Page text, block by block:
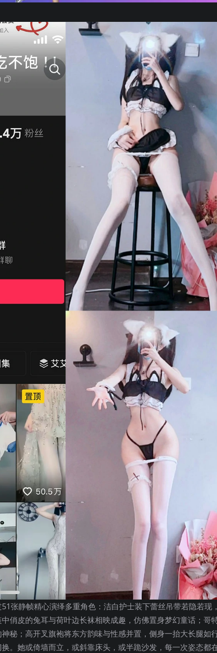
张静帧精心演绎多重角色：洁白护士装下蕾丝吊带若隐若现
俏皮的兔耳与荷叶边长袜相映成趣，仿佛置身梦幻童话；哥
秘；高开叉旗袍将东方韵味与性感并置，侧身一抬大长腿如
。她或倚墙而立，或斜靠床头，或半跪沙发，每一次姿态都